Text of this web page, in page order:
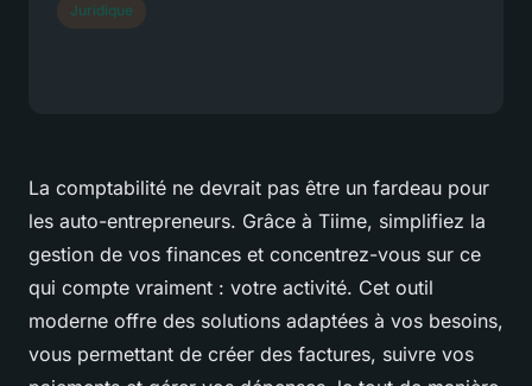
La comptabilité ne devrait pas être un fardeau pour
les auto-entrepreneurs. Grâce à Tiime, simplifiez la
gestion de vos finances et concentrez-vous sur ce
qui compte vraiment : votre activité. Cet outil
moderne offre des solutions adaptées à vos besoins,
vous permettant de créer des factures, suivre vos
Juridique